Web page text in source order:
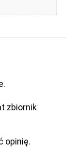
zbiornik
opinię.